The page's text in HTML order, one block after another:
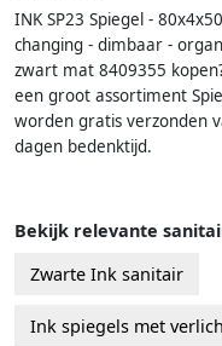
INK SP23 Spiegel -
changing - dimbaar -
zwart mat 8409355
een groot assortiment
worden gratis verzonden
dagen bedenktijd.
Bekijk relevante
Zwarte Ink sanitair
Ink spiegels met